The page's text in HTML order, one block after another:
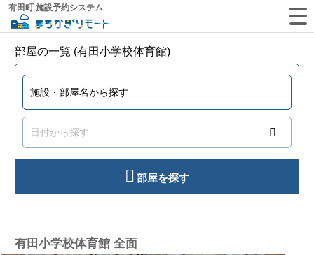
有田町 施設予約システム
部屋の一覧 (有田小学校体育館)
部屋を探す
有田小学校体育館 全面